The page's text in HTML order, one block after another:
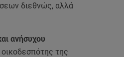
διεθνώς, αλλά
ανήσυχου
της